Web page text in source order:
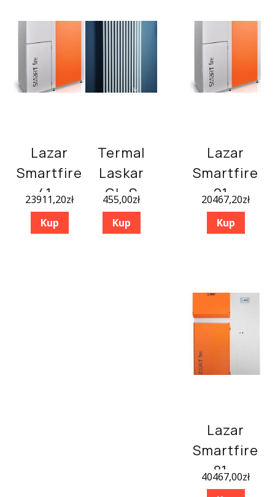
Lazar
Smartfire
41 –
41/240
23911,20zł
Kup
Lazar
Smartfire
21 –
21/240
20467,20zł
Kup
Termal
Laskar
GŁ-S
600×1200
455,00zł
Kup
Lazar
Smartfire
81 –
81/300
40467,00zł